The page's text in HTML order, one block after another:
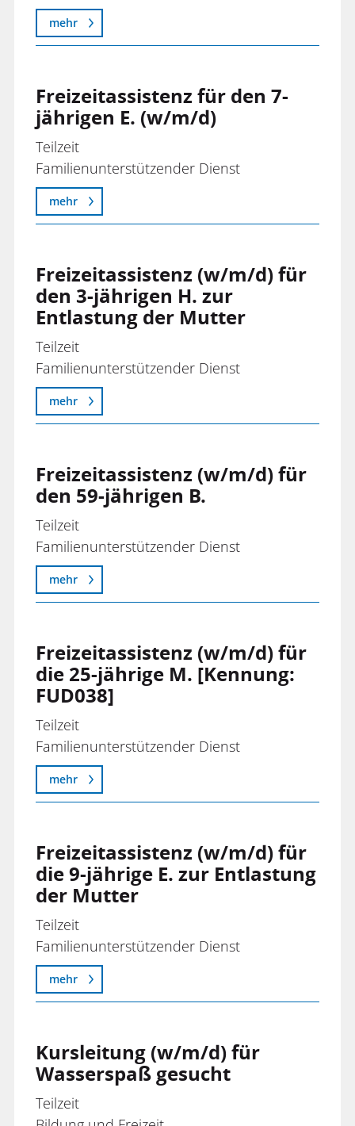
mehr
Freizeitassistenz für den 7-
jährigen E. (w/m/d)
Teilzeit
Familienunterstützender Dienst
mehr
Freizeitassistenz (w/m/d) für
den 3-jährigen H. zur
Entlastung der Mutter
Teilzeit
Familienunterstützender Dienst
mehr
Freizeitassistenz (w/m/d) für
den 59-jährigen B.
Teilzeit
Familienunterstützender Dienst
mehr
Freizeitassistenz (w/m/d) für
die 25-jährige M. [Kennung:
FUD038]
Teilzeit
Familienunterstützender Dienst
mehr
Freizeitassistenz (w/m/d) für
die 9-jährige E. zur Entlastung
der Mutter
Teilzeit
Familienunterstützender Dienst
mehr
Kursleitung (w/m/d) für
Wasserspaß gesucht
Teilzeit